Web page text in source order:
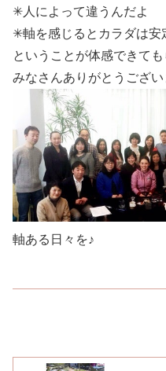
✳︎人によって違うんだよ
✳︎軸を感じるとカラダは安
ということが体感できて
みなさんありがとうござい
軸ある日々を♪